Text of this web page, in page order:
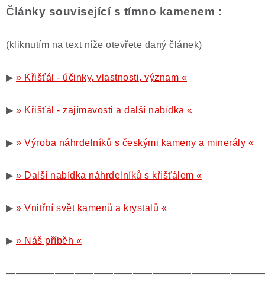
Články související s tímno kamenem :
(kliknutím na text níže otevřete daný článek)
▶ » Křišťál - účinky, vlastnosti, význam «
▶ » Křišťál - zajímavosti a další nabídka «
▶ » Výroba náhrdelníků s českými kameny a minerály «
▶ » Další nabídka náhrdelníků s křišťálem «
▶ » Vnitřní svět kamenů a krystalů «
▶ » Náš příběh «